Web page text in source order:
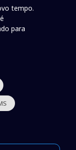
tempo.
para